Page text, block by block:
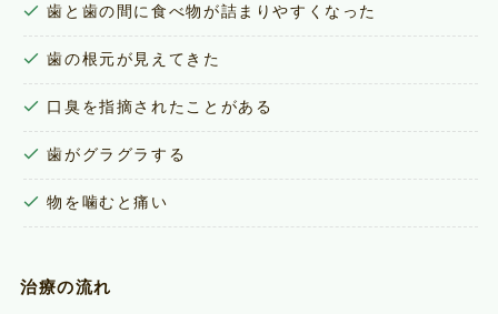
歯と歯の間に食べ物が詰まりやすくなった
歯の根元が見えてきた
口臭を指摘されたことがある
歯がグラグラする
物を噛むと痛い
治療の流れ